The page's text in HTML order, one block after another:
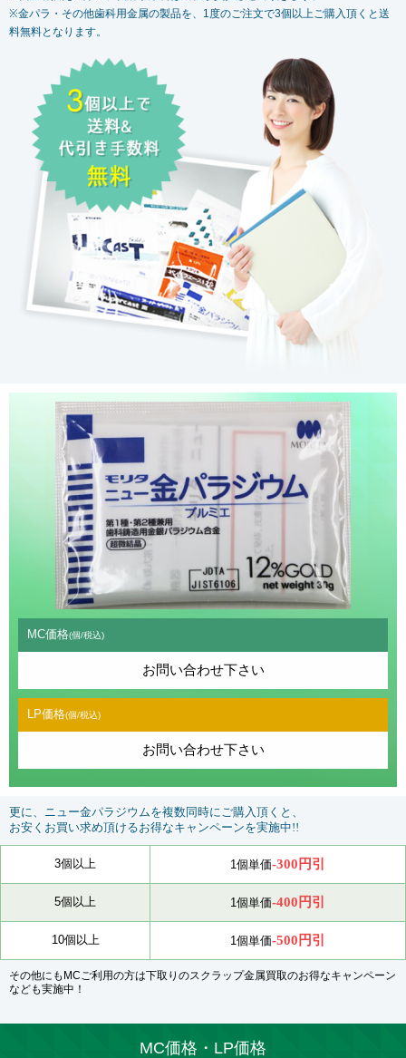
※金パラ・その他歯科用金属の製品を、1度のご注文で3個以上ご購入頂くと送
料無料となります。
MC価格(個/税込)
お問い合わせ下さい
LP価格(個/税込)
お問い合わせ下さい
更に、ニュー金パラジウムを複数同時にご購入頂くと、
お安くお買い求め頂けるお得なキャンペーンを実施中!!
3個以上 1個単価-300円引
5個以上 1個単価-400円引
10個以上 1個単価-500円引
その他にもMCご利用の方は下取りのスクラップ金属買取のお得なキャンペーン
なども実施中！
MC価格・LP価格